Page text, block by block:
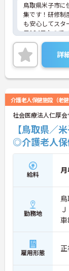
鳥取県米子市に
集です！研修制
も安心してス
日124日なので
味のある方はご
気軽にお問い合
詳
介護老人保健施設（老健
社会医療法人仁厚
【鳥取県／
◎介護老人保
給料
勤務地
雇用形態